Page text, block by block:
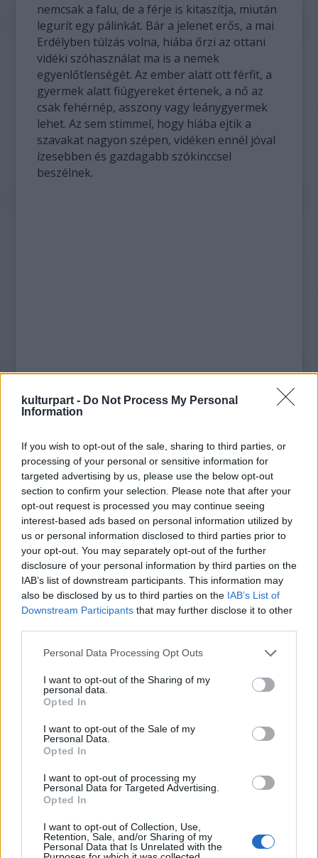
kulturpart - Do Not Process My Personal
Information
If you wish to opt-out of the sale, sharing to third parties, or
processing of your personal or sensitive information for
targeted advertising by us, please use the below opt-out
section to confirm your selection. Please note that after your
opt-out request is processed you may continue seeing
interest-based ads based on personal information utilized by
us or personal information disclosed to third parties prior to
your opt-out. You may separately opt-out of the further
disclosure of your personal information by third parties on the
IAB’s list of downstream participants. This information may
also be disclosed by us to third parties on the IAB’s List of
Downstream Participants that may further disclose it to other
Please note that this website/app uses one or more Google
not limited to your visit or usage behaviour. You may click to
grant or deny consent to Google and its third-party tags to
use your data for below specified purposes in below Google
consent section.
Personal Data Processing Opt Outs
I want to opt-out of the Sharing of my
personal data.
Opted In
I want to opt-out of the Sale of my
Personal Data.
Opted In
I want to opt-out of processing my
Personal Data for Targeted Advertising.
Opted In
I want to opt-out of Collection, Use,
Retention, Sale, and/or Sharing of my
Personal Data that Is Unrelated with the
nemcsak a falu, de a férje is kitaszítja, miután
legurít egy pálinkát. Bár a jelenet erős, a mai
Erdélyben túlzás volna, hiába őrzi az ottani
vidéki szóhasználat ma is a nemek
egyenlőtlenségét. Az ember alatt ott férfit, a
gyermek alatt fiúgyereket értenek, a nő az
csak fehérnép, asszony vagy leánygyermek
lehet. Az sem stimmel, hogy hiába ejtik a
szavakat nagyon szépen, vidéken ennél jóval
ízesebben és gazdagabb szókinccsel
beszélnek.
Az interjúkból viszont kiderül, hogy a
rendező szándékosan keni el kicsit a teret és
az időt, hogy időtlenné tegye a balladát. A
természeti adottságokat azért ahol teheti,
kihasználja: a völgyekben csordogáló
birkacsordákat és a vadvirágos mezőket
párolgó, sötét hegyek váltják fel, ahogy
Katalin közeledik a bosszúja helyszínéhez.
Hangban a nyáj kolompolása és a szél
zúgása kíséri a természetfilmbe ágyazott
szűkszavű és balladai sűrűségű tragédiát.
ahol amíg pergett a méz, nőtt a hóvirág és
zúgott a harang, az asszonyok tömegesen
Az utazás alatt nemcsak a táj, Katalin is
asszonyből festett, borzas hajú szajha lesz,
mikor az áldozatát csábítja, majd a végső
hajfürtökkel, miután elért utazása céljához,
és tizenegy év után részletesen elmondhatja